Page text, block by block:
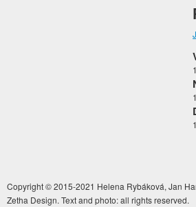
Copyright © 2015-2021 Helena Rybáková, Jan
Zetha Design. Text and photo: all rights reserved.